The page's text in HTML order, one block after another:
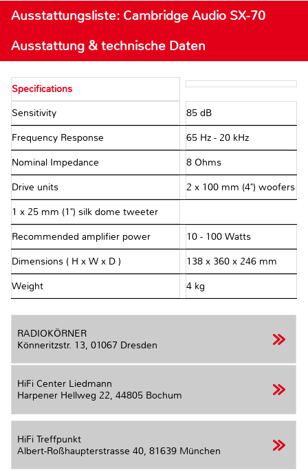
Ausstattungsliste: Cambridge Audio SX-70
Ausstattung & technische Daten
Specifications
Sensitivity 85 dB
Frequency Response 65 Hz - 20 kHz
Nominal Impedance 8 Ohms
Drive units 2 x 100 mm (4") woofers
1 x 25 mm (1") silk dome tweeter
Recommended amplifier power 10 - 100 Watts
Dimensions ( H x W x D ) 138 x 360 x 246 mm
Weight 4 kg
RADIOKÖRNER
Könneritzstr. 13, 01067 Dresden
HiFi Center Liedmann
Harpener Hellweg 22, 44805 Bochum
HiFi Treffpunkt
Albert-Roßhaupterstrasse 40, 81639 München